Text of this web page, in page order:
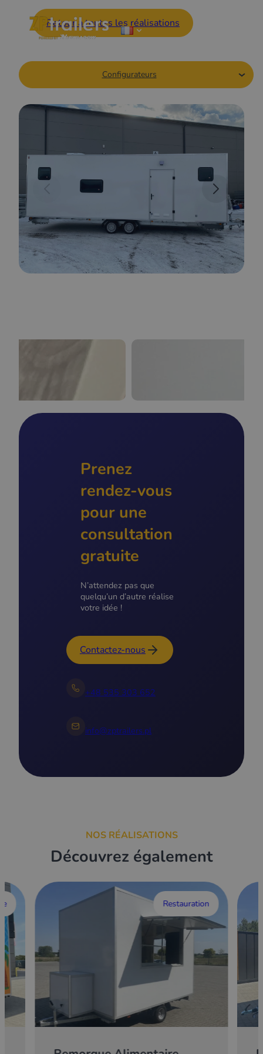
Configurateurs
Retour à toutes les réalisations
Prenez
rendez-vous
pour une
consultation
gratuite
N’attendez pas que
quelqu’un d’autre réalise
votre idée !
Contactez-nous
+48 535 303 652
info@zptrailers.pl
NOS RÉALISATIONS
Découvrez également
Restauration